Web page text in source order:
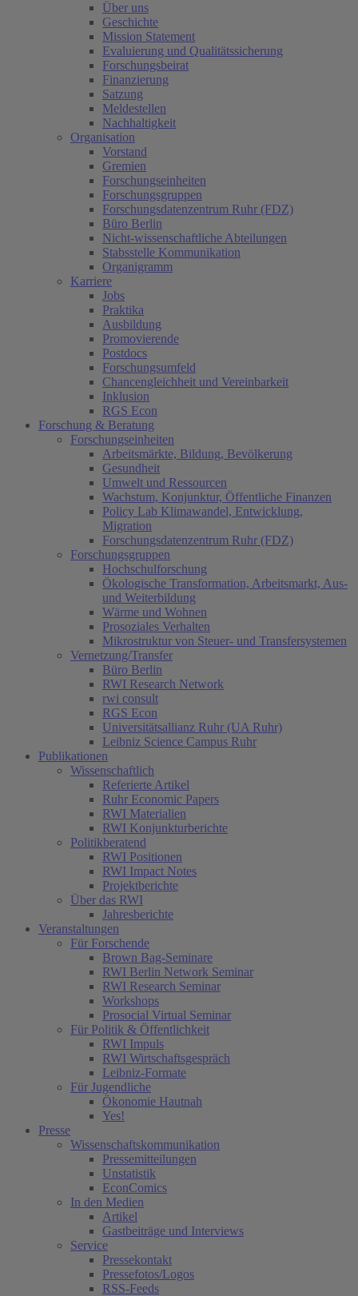
Über uns
Geschichte
Mission Statement
Evaluierung und Qualitätssicherung
Forschungsbeirat
Finanzierung
Satzung
Meldestellen
Nachhaltigkeit
Organisation
Vorstand
Gremien
Forschungseinheiten
Forschungsgruppen
Forschungsdatenzentrum Ruhr (FDZ)
Büro Berlin
Nicht-wissenschaftliche Abteilungen
Stabsstelle Kommunikation
Organigramm
Karriere
Jobs
Praktika
Ausbildung
Promovierende
Postdocs
Forschungsumfeld
Chancengleichheit und Vereinbarkeit
Inklusion
RGS Econ
Forschung & Beratung
Forschungseinheiten
Arbeitsmärkte, Bildung, Bevölkerung
Gesundheit
Umwelt und Ressourcen
Wachstum, Konjunktur, Öffentliche Finanzen
Policy Lab Klimawandel, Entwicklung,
Migration
Forschungsdatenzentrum Ruhr (FDZ)
Forschungsgruppen
Hochschulforschung
Ökologische Transformation, Arbeitsmarkt, Aus-
und Weiterbildung
Wärme und Wohnen
Prosoziales Verhalten
Mikrostruktur von Steuer- und Transfersystemen
Vernetzung/Transfer
Büro Berlin
RWI Research Network
rwi consult
RGS Econ
Universitätsallianz Ruhr (UA Ruhr)
Leibniz Science Campus Ruhr
Publikationen
Wissenschaftlich
Referierte Artikel
Ruhr Economic Papers
RWI Materialien
RWI Konjunkturberichte
Politikberatend
RWI Positionen
RWI Impact Notes
Projektberichte
Über das RWI
Jahresberichte
Veranstaltungen
Für Forschende
Brown Bag-Seminare
RWI Berlin Network Seminar
RWI Research Seminar
Workshops
Prosocial Virtual Seminar
Für Politik & Öffentlichkeit
RWI Impuls
RWI Wirtschaftsgespräch
Leibniz-Formate
Für Jugendliche
Ökonomie Hautnah
Yes!
Presse
Wissenschaftskommunikation
Pressemitteilungen
Unstatistik
EconComics
In den Medien
Artikel
Gastbeiträge und Interviews
Service
Pressekontakt
Pressefotos/Logos
RSS-Feeds